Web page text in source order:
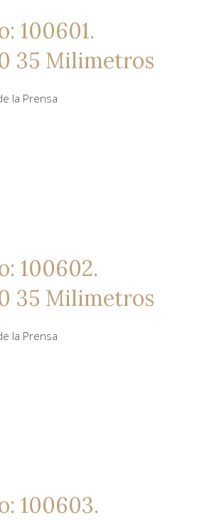
100601.
35 Milimetros
la Prensa
100602.
35 Milimetros
la Prensa
100603.